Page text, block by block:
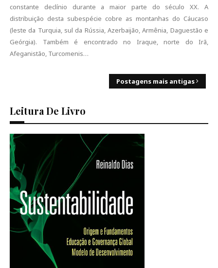
constante declínio durante a maior parte do século XX. A
distribuição desta subespécie cobre as montanhas do Cáucaso
(leste da Turquia, sul da Rússia, Azerbaijão, Armênia, Daguestão e
Geórgia). Também é encontrado no Iraque, norte do Irã,
Afeganistão, Turcomenis…
Postagens mais antigas
Leitura De Livro